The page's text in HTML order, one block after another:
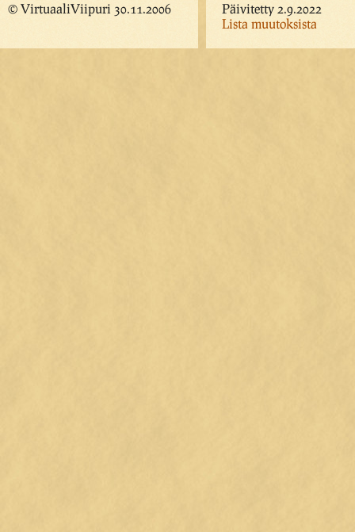
© VirtuaaliViipuri 30.11.2006
Päivitetty 2.9.2022
Lista muutoksista